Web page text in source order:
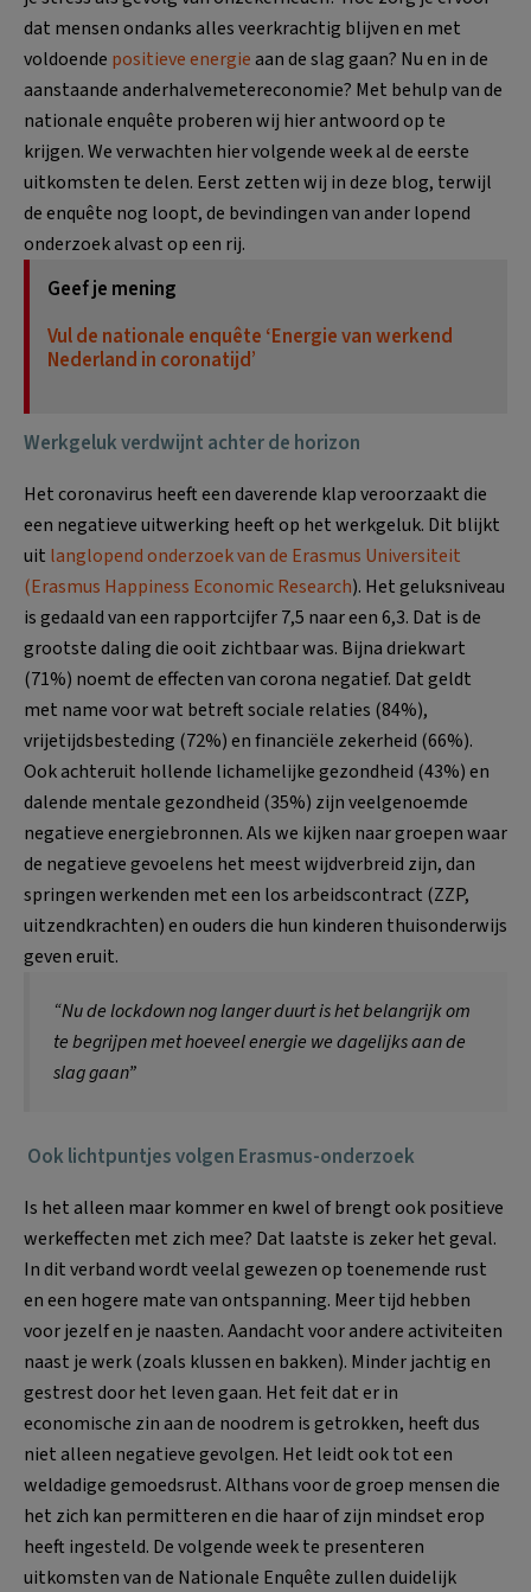
dat mensen ondanks alles veerkrachtig blijven en met
voldoende positieve energieaan de slag gaan? Nu en in de
aanstaande anderhalvemetereconomie? Met behulp van de
nationale enquête proberen wij hier antwoord op te
krijgen. We verwachten hier volgende week al de eerste
uitkomsten te delen. Eerst zetten wij in deze blog, terwijl
de enquête nog loopt, de bevindingen van ander lopend
onderzoek alvast op een rij.
Geef je mening
Vul de nationale enquête ‘Energie van werkend
Nederland in coronatijd’
Werkgeluk verdwijnt achter de horizon
Het coronavirus heeft een daverende klap veroorzaakt die
een negatieve uitwerking heeft op het werkgeluk. Dit blijkt
uit langlopend onderzoek van de Erasmus Universiteit
(Erasmus Happiness Economic Research). Het geluksniveau
is gedaald van een rapportcijfer 7,5 naar een 6,3. Dat is de
grootste daling die ooit zichtbaar was. Bijna driekwart
(71%) noemt de effecten van corona negatief. Dat geldt
met name voor wat betreft sociale relaties (84%),
vrijetijdsbesteding (72%) en financiële zekerheid (66%).
Ook achteruit hollende lichamelijke gezondheid (43%) en
dalende mentale gezondheid (35%) zijn veelgenoemde
negatieve energiebronnen. Als we kijken naar groepen waar
de negatieve gevoelens het meest wijdverbreid zijn, dan
springen werkenden met een los arbeidscontract (ZZP,
uitzendkrachten) en ouders die hun kinderen thuisonderwijs
geven eruit.
“Nu de lockdown nog langer duurt is het belangrijk om
te begrijpen met hoeveel energie we dagelijks aan de
slag gaan”
Ook lichtpuntjes volgen Erasmus-onderzoek
Is het alleen maar kommer en kwel of brengt ook positieve
werkeffecten met zich mee? Dat laatste is zeker het geval.
In dit verband wordt veelal gewezen op toenemende rust
en een hogere mate van ontspanning. Meer tijd hebben
voor jezelf en je naasten. Aandacht voor andere activiteiten
naast je werk (zoals klussen en bakken). Minder jachtig en
gestrest door het leven gaan. Het feit dat er in
economische zin aan de noodrem is getrokken, heeft dus
niet alleen negatieve gevolgen. Het leidt ook tot een
weldadige gemoedsrust. Althans voor de groep mensen die
het zich kan permitteren en die haar of zijn mindset erop
heeft ingesteld. De volgende week te presenteren
uitkomsten van de Nationale Enquête zullen duidelijk